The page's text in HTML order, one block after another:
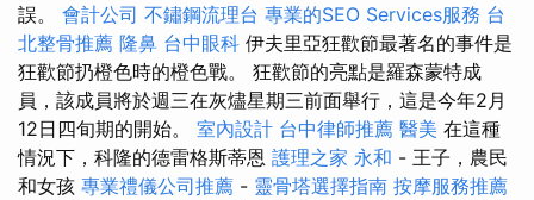
誤。 會計公司 不鏽鋼流理台 專業的SEO Services服務 台
北整骨推薦 隆鼻 台中眼科 伊夫里亞狂歡節最著名的事件是
狂歡節扔橙色時的橙色戰。 狂歡節的亮點是羅森蒙特成
員，該成員將於週三在灰燼星期三前面舉行，這是今年2月
12日四旬期的開始。 室內設計 台中律師推薦 醫美 在這種
情況下，科隆的德雷格斯蒂恩 護理之家 永和 - 王子，農民
和女孩 專業禮儀公司推薦 - 靈骨塔選擇指南 按摩服務推薦